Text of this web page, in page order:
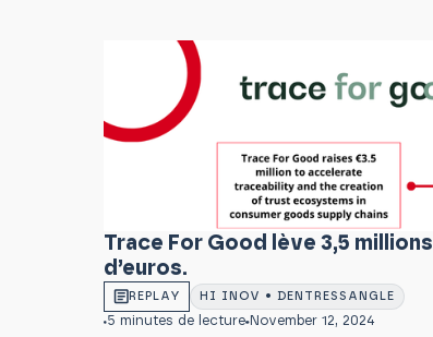
Trace For Good lève 3,5 millions
d’euros.
REPLAY HI INOV • DENTRESSANGLE
5 minutes de lecture November 12, 2024